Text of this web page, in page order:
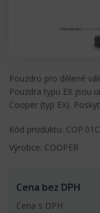
Pouzdro pro dělené
Pouzdra typu EX jsou
Cooper (typ EX).
Kód produktu:
Výrobce: COOPER
Cena bez DPH
Cena s DPH